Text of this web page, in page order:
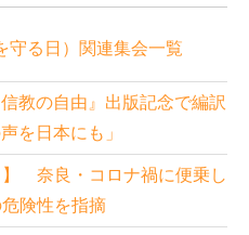
守る日）関連集会一覧
教の自由』出版記念で編訳
を日本にも」
】 奈良・コロナ禍に便乗し
険性を指摘